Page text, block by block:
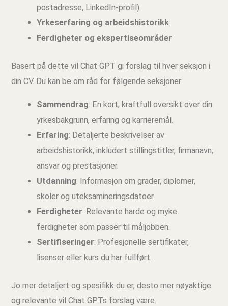
postadresse, LinkedIn-profil)
Yrkeserfaring og arbeidshistorikk
Ferdigheter og ekspertiseområder
Basert på dette vil Chat GPT gi forslag til hver seksjon i
din CV. Du kan be om råd for følgende seksjoner:
Sammendrag: En kort, kraftfull oversikt over din
yrkesbakgrunn, erfaring og karrieremål.
Erfaring: Detaljerte beskrivelser av
arbeidshistorikk, inkludert stillingstitler, firmanavn,
ansvar og prestasjoner.
Utdanning: Informasjon om grader, diplomer,
skoler og uteksamineringsdatoer.
Ferdigheter: Relevante harde og myke
ferdigheter som passer til måljobben.
Sertifiseringer: Profesjonelle sertifikater,
lisenser eller kurs du har fullført.
Jo mer detaljert og spesifikk du er, desto mer nøyaktige
og relevante vil Chat GPTs forslag være.